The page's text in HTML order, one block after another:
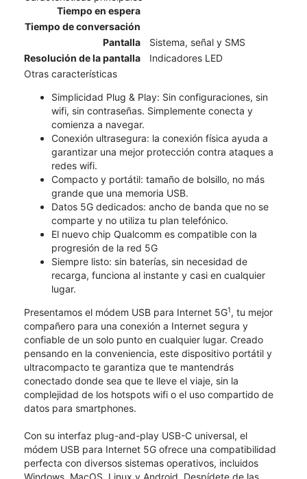
Tiempo en espera
Tiempo de conversación
Pantalla
Sistema, señal y SMS
Resolución de la pantalla
Indicadores LED
Otras características
Simplicidad Plug & Play: Sin configuraciones, sin
wifi, sin contraseñas. Simplemente conecta y
comienza a navegar.
Conexión ultrasegura: la conexión física ayuda a
garantizar una mejor protección contra ataques a
redes wifi.
Compacto y portátil: tamaño de bolsillo, no más
grande que una memoria USB.
Datos 5G dedicados: ancho de banda que no se
comparte y no utiliza tu plan telefónico.
El nuevo chip Qualcomm es compatible con la
progresión de la red 5G
Siempre listo: sin baterías, sin necesidad de
recarga, funciona al instante y casi en cualquier
lugar.
Presentamos el módem USB para Internet 5G1, tu mejor
compañero para una conexión a Internet segura y
confiable de un solo punto en cualquier lugar. Creado
pensando en la conveniencia, este dispositivo portátil y
ultracompacto te garantiza que te mantendrás
conectado donde sea que te lleve el viaje, sin la
complejidad de los hotspots wifi o el uso compartido de
datos para smartphones.
Con su interfaz plug-and-play USB-C universal, el
módem USB para Internet 5G ofrece una compatibilidad
perfecta con diversos sistemas operativos, incluidos
Windows, MacOS, Linux y Android. Despídete de las